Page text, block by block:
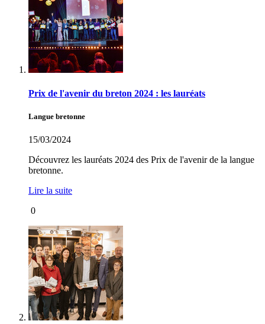
Prix de l'avenir du breton 2024 : les lauréats
Langue bretonne
15/03/2024
Découvrez les lauréats 2024 des Prix de l'avenir de la langue
bretonne.
Lire la suite
0